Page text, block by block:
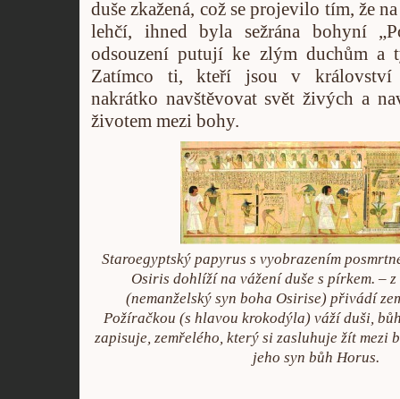
duše zkažená, což se projevilo tím, že
lehčí, ihned byla sežrána bohyní
odsouzení putují ke zlým duchům a
Zatímco ti, kteří jsou v království
nakrátko navštěvovat svět živých a
životem mezi bohy.
Staroegyptský papyrus s vyobrazením
Osiris dohlíží na vážení duše s pírkem. –
(nemanželský syn boha Osirise) přivádí
Požíračkou (s hlavou krokodýla) váží duši,
zapisuje, zemřelého, který si zasluhuje žít mezi
jeho syn bůh Horus.